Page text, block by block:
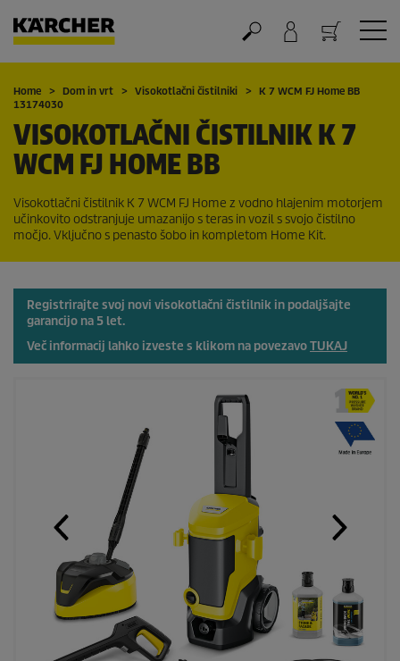
Nakupovalna košarica
Home Dom in vrt Visokotlačni čistilniki
K 7 WCM FJ Home BB
13174030
VISOKOTLAČNI ČISTILNIK K 7
WCM FJ HOME BB
Visokotlačni čistilnik K 7 WCM FJ Home z vodno hlajenim motorjem
učinkovito odstranjuje umazanijo s teras in vozil s svojo čistilno
močjo. Vključno s penasto šobo in kompletom Home Kit.
Registrirajte svoj novi visokotlačni čistilnik in podaljšajte
garancijo na 5 let.
Več informacij lahko izveste s klikom na povezavoTUKAJ